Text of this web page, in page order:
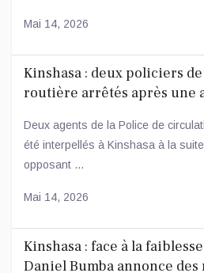
Mai 14, 2026
Kinshasa : deux policiers
routière arrêtés après une
Deux agents de la Police de
été interpellés à Kinshasa à la
opposant ...
Mai 14, 2026
Kinshasa : face à la
Daniel Bumba annonce des